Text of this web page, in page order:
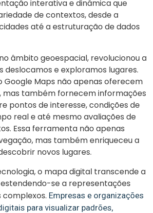
interativa e dinâmica que
de contextos, desde a
até a estruturação de dados
âmbito geoespacial, revolucionou a
deslocamos e exploramos lugares.
Google Maps não apenas oferecem
mas também fornecem informações
pontos de interesse, condições de
real e até mesmo avaliações de
Essa ferramenta não apenas
mas também enriqueceu a
novos lugares.
o mapa digital transcende a
se a representações
complexos. Empresas e organizações
para visualizar padrões,